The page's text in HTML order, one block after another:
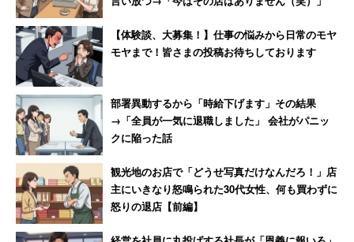
らないが、東京駅からの乗車時間は20分とアクセスは抜群
だ。また駅の南口には3つの大きな商店街があり、下町情
緒あふれる街でもある。
同社は、小岩駅の魅力について、
「商店街は扱っている商品の価格も安く、昭和レト
ロ感のあふれる純喫茶店なども多い。駅から少し離
れると高層マンションも充実しているため、物件選
びによってはディープな楽しみと快適な生活の両方
【体験談、大募集！】仕事の悩みから日常のモヤ
モヤまで！皆さまの投稿お待ちしております
部署異動するから「時給下げます」その結果
→「全員が一気に退職しました」 会社がパニッ
クに陥った話
観光地のお店で「どうせ写真だけなんだろ！」店
主にいきなり怒鳴られた30代女性、何も買わずに
怒りの退店【前編】